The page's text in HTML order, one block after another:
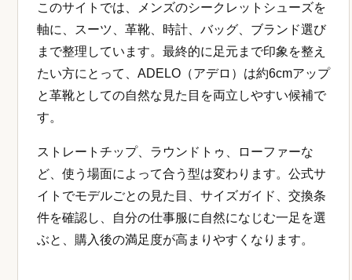
このサイトでは、メンズのシークレットシューズを
軸に、スーツ、革靴、時計、バッグ、ブランド選び
まで整理しています。最終的に足元まで印象を整え
たい方にとって、ADELO（アデロ）は約6cmアップ
と革靴としての自然な見た目を両立しやすい候補で
す。
ストレートチップ、ラウンドトゥ、ローファーな
ど、使う場面によって合う型は変わります。公式サ
イトでモデルごとの見た目、サイズガイド、交換条
件を確認し、自分の仕事服に自然になじむ一足を選
ぶと、購入後の満足度が高まりやすくなります。